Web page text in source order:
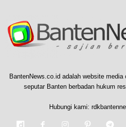
BantenNews.co.id adalah website
seputar Banten berbadan hukum
Hubungi kami: